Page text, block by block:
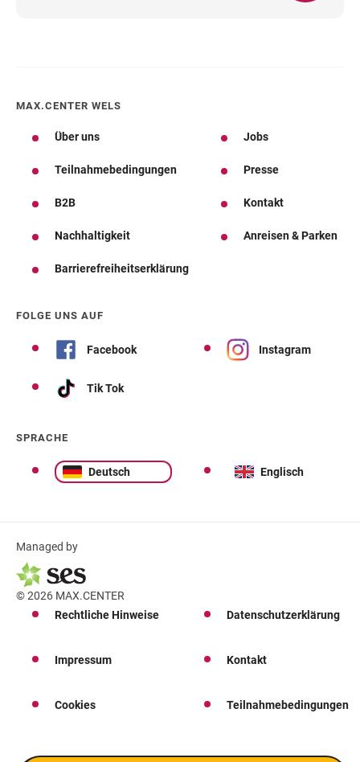
MAX.CENTER WELS
Über uns Jobs
Teilnahmebedingungen Presse
B2B Kontakt
Nachhaltigkeit Anreisen & Parken
Barrierefreiheitserklärung
FOLGE UNS AUF
Facebook Instagram
Tik Tok
SPRACHE
Deutsch Englisch
Managed by
© 2026 MAX.CENTER
Rechtliche Hinweise
Datenschutzerklärung
Impressum Kontakt
Cookies Teilnahmebedingungen